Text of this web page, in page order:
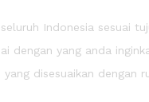
Indonesia sesuai
dengan yang anda
disesuaikan dengan